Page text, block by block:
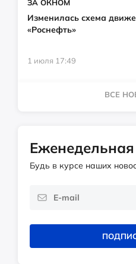
ЗА ОКНОМ
Изменилась схема
«Роснефть»
1 июля 17:49
ВСЕ
Будь в курсе наших